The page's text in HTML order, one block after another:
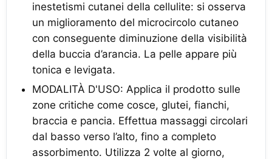
inestetismi cutanei della cellulite: si osserva
un miglioramento del microcircolo cutaneo
con conseguente diminuzione della visibilità
della buccia d’arancia. La pelle appare più
tonica e levigata.
MODALITÀ D'USO: Applica il prodotto sulle
zone critiche come cosce, glutei, fianchi,
braccia e pancia. Effettua massaggi circolari
dal basso verso l’alto, fino a completo
assorbimento. Utilizza 2 volte al giorno,